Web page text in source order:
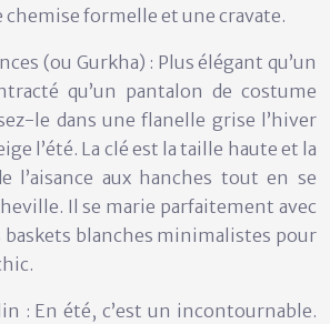
chemise formelle et une cravate.
(ou Gurkha) : Plus élégant qu’un
qu’un pantalon de costume
le dans une flanelle grise l’hiver
l’été. La clé est la taille haute et la
l’aisance aux hanches tout en se
Il se marie parfaitement avec
baskets blanches minimalistes pour
: En été, c’est un incontournable.